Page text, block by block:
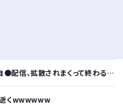
散されまくって終わるｗｗｗｗｗｗｗ
逝くwwwwww